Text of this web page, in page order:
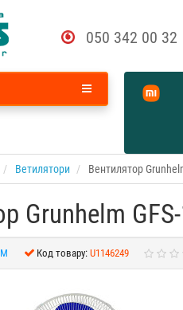
050 342 00 32
Ветилятори Вентилятор
Grunhelm
Код товару: U1146249